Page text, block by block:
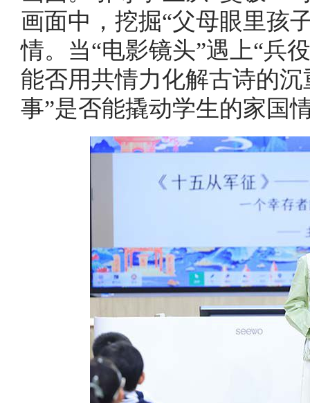
画面中，挖掘“父母眼里孩
情。当“电影镜头”遇上“兵
能否用共情力化解古诗的
事”是否能撬动学生的家国